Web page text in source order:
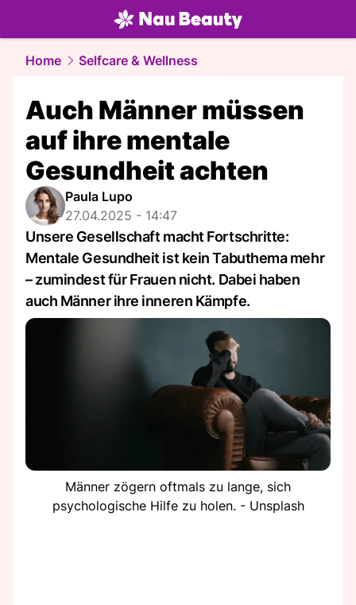
beauty.NAU.ch
Home Selfcare & Wellness
Auch Männer müssen
auf ihre mentale
Gesundheit achten
Paula Lupo
27.04.2025 - 14:47
Unsere Gesellschaft macht Fortschritte:
Mentale Gesundheit ist kein Tabuthema mehr
– zumindest für Frauen nicht. Dabei haben
auch Männer ihre inneren Kämpfe.
Männer zögern oftmals zu lange, sich
psychologische Hilfe zu holen. - Unsplash